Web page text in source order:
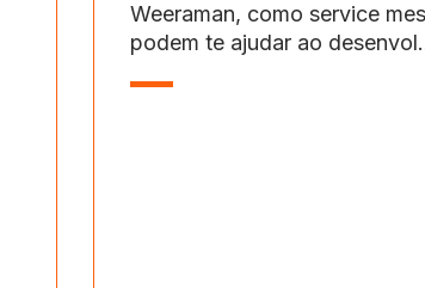
Weeraman, como service
podem te ajudar ao